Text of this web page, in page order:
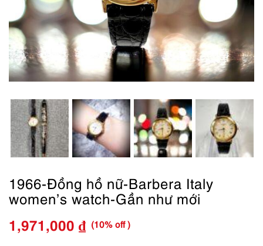
1966-Đồng hồ nữ-Barbera Italy
women’s watch-Gần như mới
Giá
1,971,000 ₫
Giá
(10% off )